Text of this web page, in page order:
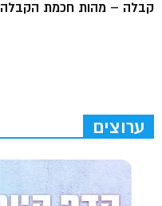
קבלה – מהות חכמת הקבלה
ערוצים